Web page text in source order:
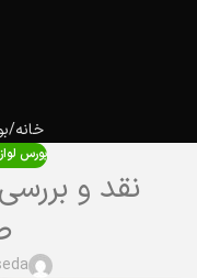
خانه
بورس
نقد و